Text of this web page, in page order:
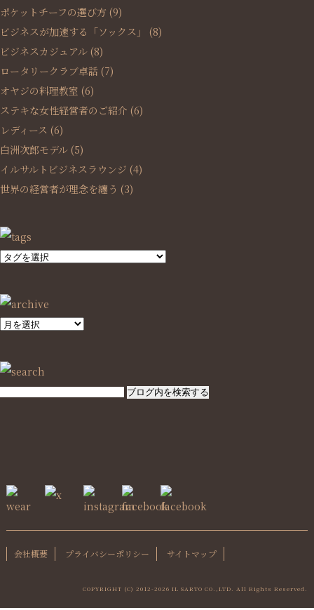
ポケットチーフの選び方 (9)
ビジネスが加速する「ソックス」
(8)
ビジネスカジュアル (8)
ロータリークラブ卓話 (7)
オヤジの料理教室 (6)
ステキな女性経営者のご紹介 (6)
レディース (6)
白洲次郎モデル (5)
イルサルトビジネスラウンジ (4)
世界の経営者が理念を纏う (3)
SEARCH
会社概要 プライバシーポリシー サイトマップ
COPYRIGHT (C) 2012-2026 IL SARTO CO.,LTD. All Rights Reserved.